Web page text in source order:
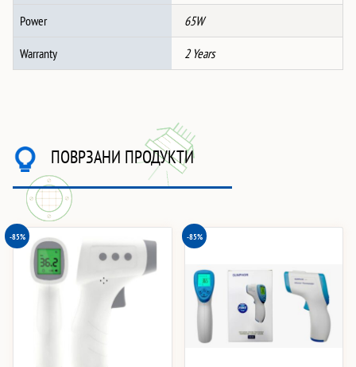
Power 65W
Warranty 2 Years
ПОВРЗАНИ ПРОДУКТИ
-85% -85%